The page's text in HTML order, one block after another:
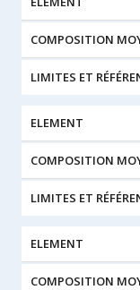
ELEMENT